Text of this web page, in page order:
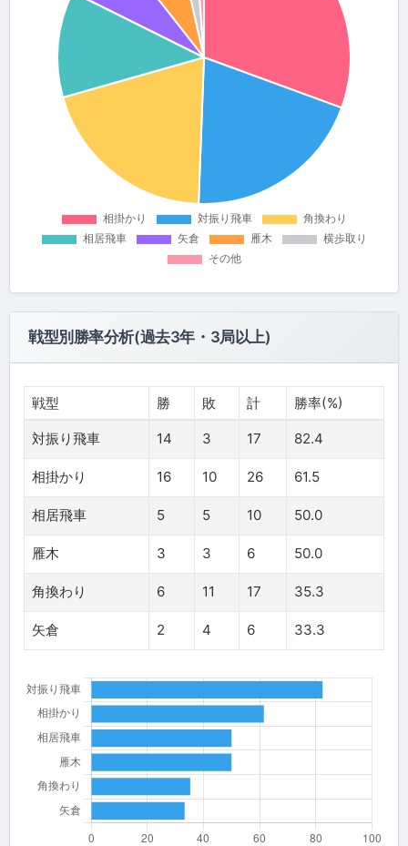
戦型別勝率分析(過去3年・3局以上)
戦型 勝 敗 計 勝率(%)
対振り飛車 14 3 17 82.4
相掛かり 16 10 26 61.5
相居飛車 5 5 10 50.0
雁木 3 3 6 50.0
角換わり 6 11 17 35.3
矢倉 2 4 6 33.3